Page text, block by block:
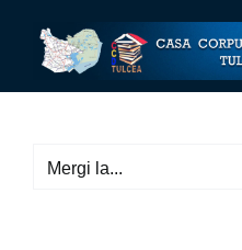
content
Mergi la...